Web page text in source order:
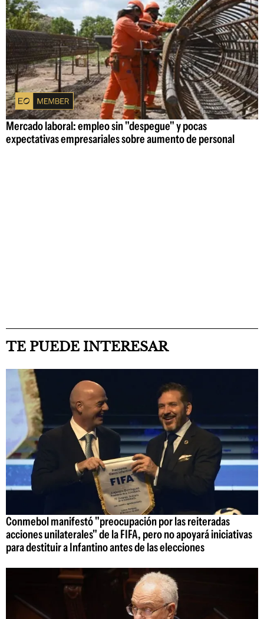
Mercado laboral: empleo sin "despegue" y pocas
expectativas empresariales sobre aumento de personal
TE PUEDE INTERESAR
Conmebol manifestó "preocupación por las reiteradas
acciones unilaterales" de la FIFA, pero no apoyará iniciativas
para destituir a Infantino antes de las elecciones